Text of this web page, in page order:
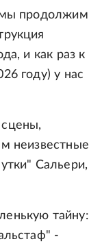
мы продолжим
и как раз к
году) у нас
неизвестные
Сальери,
тайну:
-